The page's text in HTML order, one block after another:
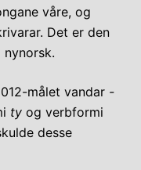
våre, og
Det er den
målet vandar -
ty og verbformi
desse